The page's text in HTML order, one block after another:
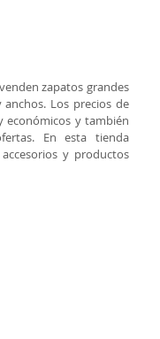
venden zapatos grandes
anchos. Los precios de
económicos y también
En esta tienda
y productos